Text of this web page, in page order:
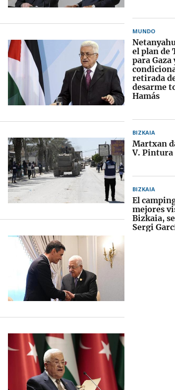
MUNDO
el plan de
para Gaza
retirada
desarme
Hamás
BIZKAIA
Martxan
V. Pintura
BIZKAIA
El
mejores
Bizkaia,
Sergi